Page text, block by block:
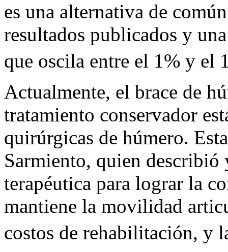
es una alternativa de
resultados publicados y
que oscila entre el 1% y el
Actualmente, el brace de
tratamiento conservador
quirúrgicas de húmero.
Sarmiento, quien
terapéutica para lograr la
mantiene la movilidad
costos de rehabilitación, y